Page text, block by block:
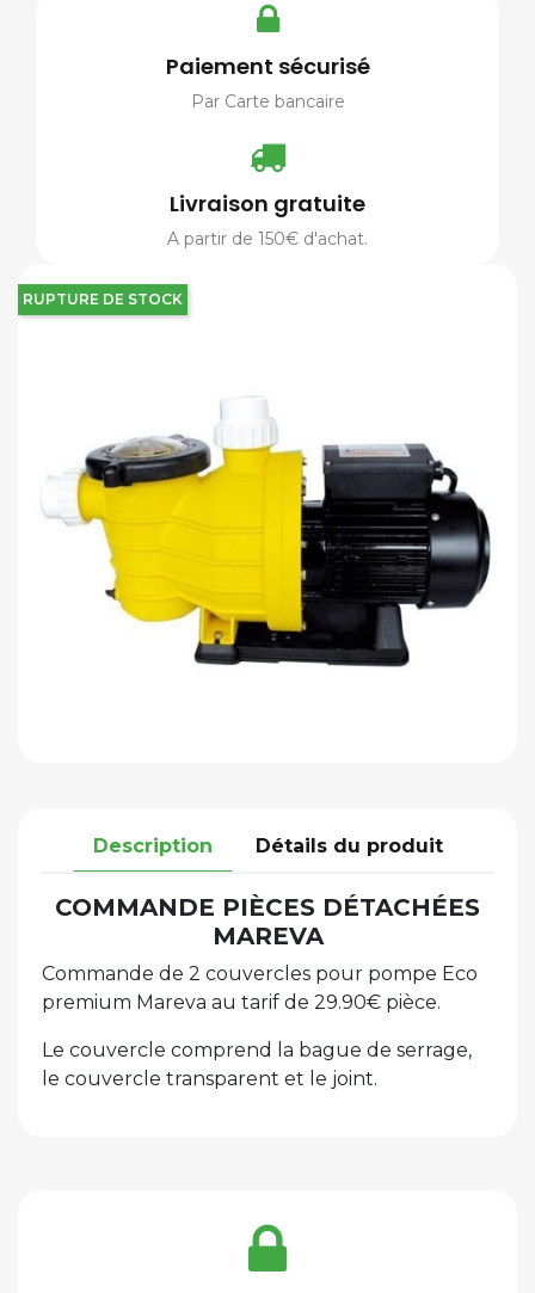
RUPTURE DE STOCK
Paiement sécurisé
Par Carte bancaire
Livraison gratuite
A partir de 150€ d'achat.
Description Détails du produit
COMMANDE PIÈCES DÉTACHÉES
MAREVA
Commande de 2 couvercles pour pompe Eco
premium Mareva au tarif de 29.90€ pièce.
Le couvercle comprend la bague de serrage,
le couvercle transparent et le joint.